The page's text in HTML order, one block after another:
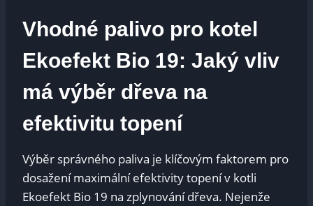
Vhodné palivo pro kotel
Ekoefekt Bio 19: Jaký vliv
má výběr dřeva na
efektivitu topení
Výběr správného paliva je klíčovým faktorem pro
dosažení maximální efektivity topení v kotli
Ekoefekt Bio 19 na zplynování dřeva. Nejenže